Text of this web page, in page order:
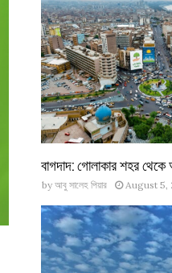
বাগদাদ: গোলাকার শহর
by আবু সালেহ পিয়ার August 5,